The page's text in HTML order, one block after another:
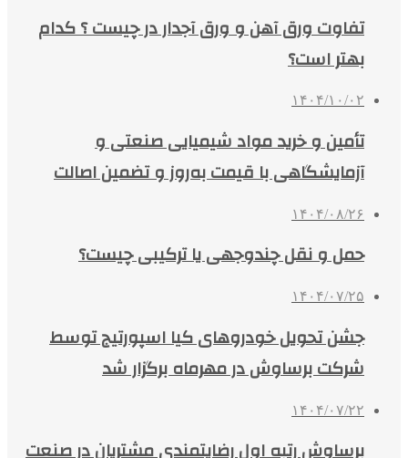
تفاوت ورق آهن و ورق آجدار در چیست ؟ کدام
بهتر است؟
۱۴۰۴/۱۰/۰۲
تأمین و خرید مواد شیمیایی صنعتی و
آزمایشگاهی با قیمت به‌روز و تضمین اصالت
۱۴۰۴/۰۸/۲۶
حمل و نقل چندوجهی یا ترکیبی چیست؟
۱۴۰۴/۰۷/۲۵
جشن تحویل خودروهای کیا اسپورتیج توسط
شرکت برساوش در مهرماه برگزار شد
۱۴۰۴/۰۷/۲۲
برساوش رتبه اول رضایتمندی مشتریان در صنعت